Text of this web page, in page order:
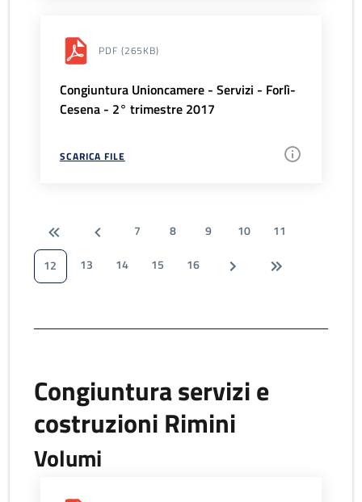
PDF (265KB)
Congiuntura Unioncamere - Servizi - Forlì-
Cesena - 2° trimestre 2017
SCARICA FILE
7 8 9 10
11
12
13 14 15 16
Congiuntura servizi e
costruzioni Rimini
Volumi